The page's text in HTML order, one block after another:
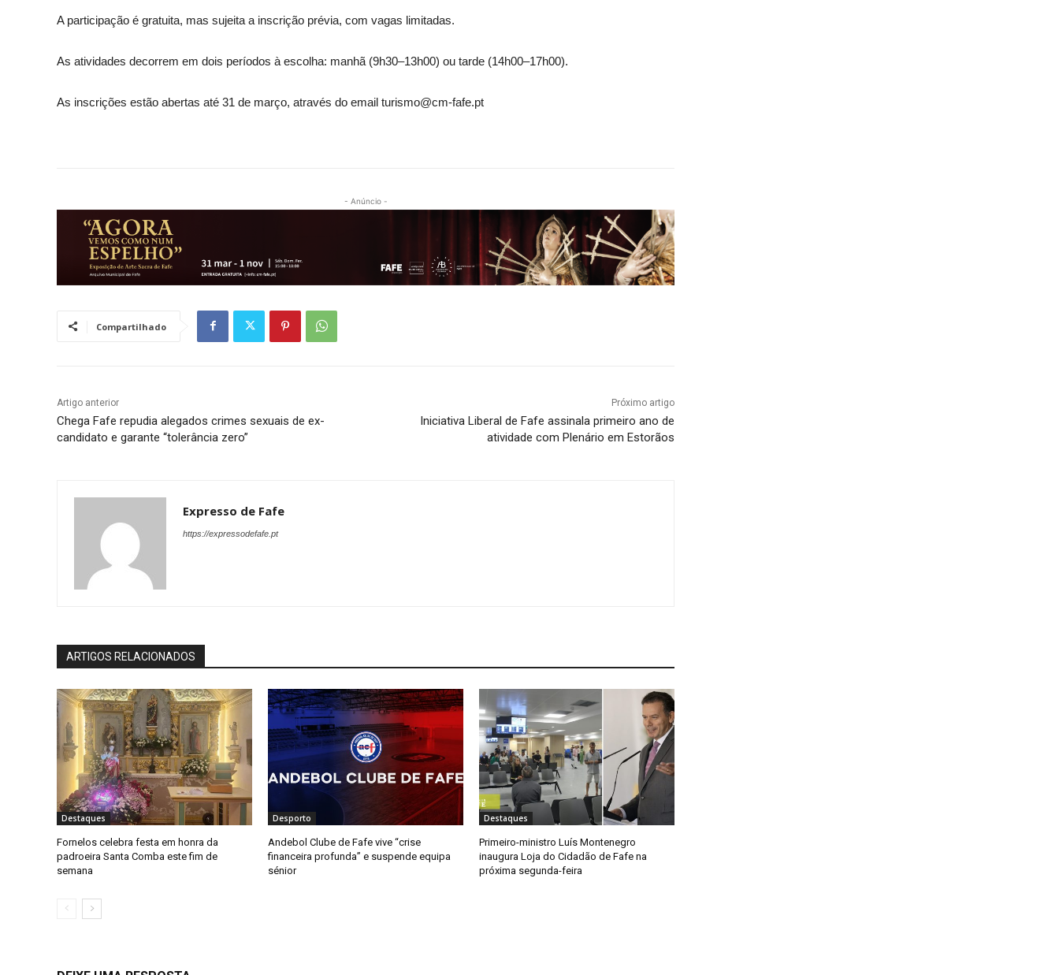
A participação é gratuita, mas sujeita a inscrição prévia, com vagas limitadas.
As atividades decorrem em dois períodos à escolha: manhã (9h30–13h00) ou tarde (14h00–17h00).
As inscrições estão abertas até 31 de março, através do email turismo@cm-fafe.pt
- Anúncio -
Compartilhado
Artigo anterior
Chega Fafe repudia alegados crimes sexuais de ex-
candidato e garante “tolerância zero”
Próximo artigo
Iniciativa Liberal de Fafe assinala primeiro ano de
atividade com Plenário em Estorãos
Expresso de Fafe
https://expressodefafe.pt
ARTIGOS RELACIONADOS
Destaques
Fornelos celebra festa em honra da
padroeira Santa Comba este fim de
semana
Desporto
Andebol Clube de Fafe vive “crise
financeira profunda” e suspende equipa
sénior
Destaques
Primeiro-ministro Luís Montenegro
inaugura Loja do Cidadão de Fafe na
próxima segunda-feira